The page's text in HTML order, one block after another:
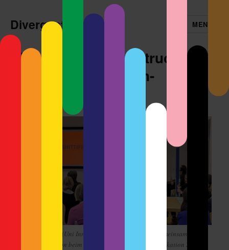
Divergent MENÜ
Open Social Infrastructure
.vs. Enshittification-
Melanie Bartos (Uni Innsbruck) erklärt in unserer gemeinsamen
Fediverse-Session beim Forum Wissenschaftskommunikation 2024 in